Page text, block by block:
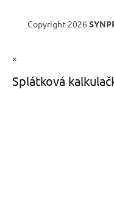
Copyright 2026
×
Splátková